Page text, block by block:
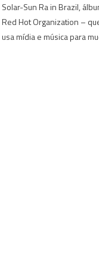
Solar-Sun Ra in Brazil,
Red Hot Organization –
usa mídia e música para